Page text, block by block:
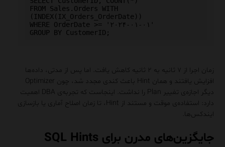
FROM Sales.Orders WITH
(INDEX(IX_Orders_OrderDate))
WHERE OrderDate >= '۲۰۲۴-۰۱-۰۱'
زمان اجرا از ۷ ثانیه به ۲ ثانیه کاهش یافت. اما پس از مدتی، داده‌ها
افزایش یافتند و همان Hint باعث کندی مجدد شد، چون Optimizer
دیگر اجازه‌ی تغییر Plan را نداشت. اینجاست که تجربه‌ی DBA اهمیت
دارد: استفاده‌ی موقت و مستند از Hint، تا زمان اصلاح آماری یا بازسازی
ایندکس‌ها.
جایگزین‌های مدرن برای SQL Hints